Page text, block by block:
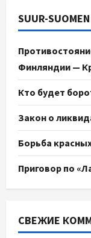
SUUR-
Финляндии —
Кто будет
Закон о
Борьба
Приговор по
СВЕЖИЕ